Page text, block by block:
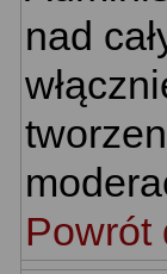
nad
Powrót